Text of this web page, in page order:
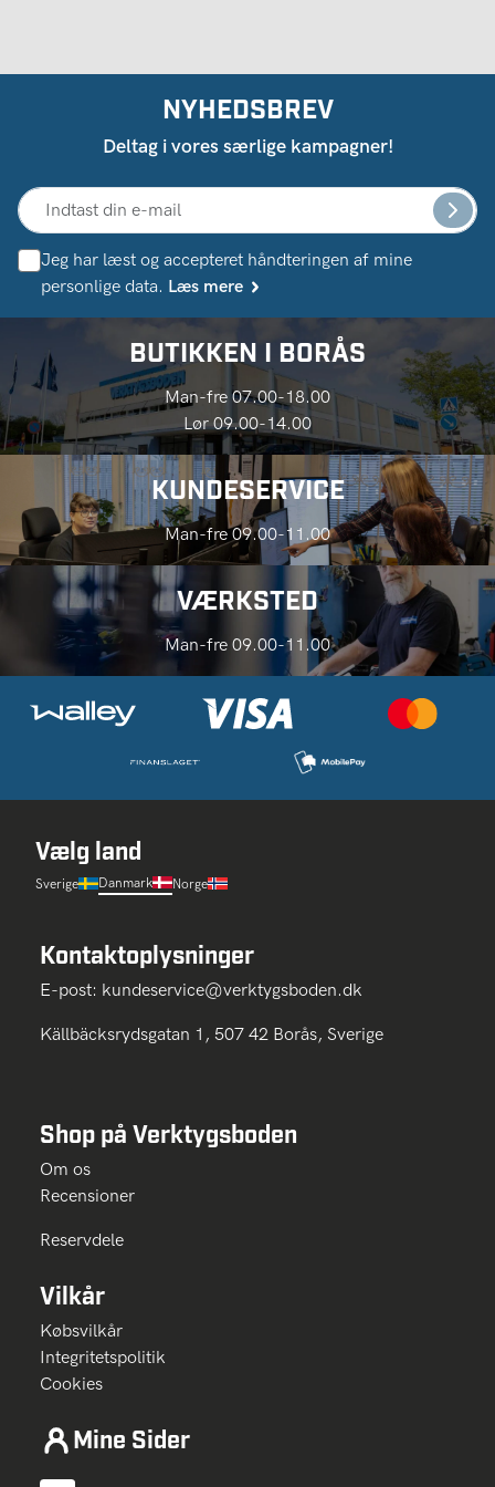
NYHEDSBREV
Deltag i vores særlige kampagner!
Jeg har læst og accepteret håndteringen af ​​mine
personlige data. Læs mere
BUTIKKEN I BORÅS
Man-fre 07.00-18.00
Lør 09.00-14.00
KUNDESERVICE
Man-fre 09.00-11.00
VÆRKSTED
Man-fre 09.00-11.00
Vælg land
Sverige Danmark Norge
Kontaktoplysninger
E-post: kundeservice@verktygsboden.dk
Källbäcksrydsgatan 1, 507 42 Borås, Sverige
Shop på Verktygsboden
Om os
Recensioner
Reservdele
Vilkår
Købsvilkår
Integritetspolitik
Cookies
Mine Sider